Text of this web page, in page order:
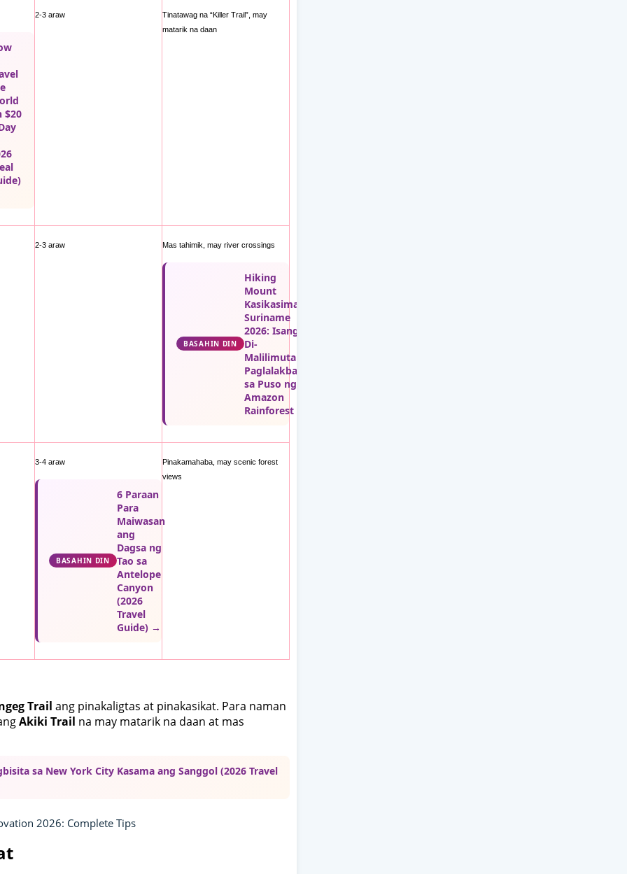
$20
2-3 araw
Tinatawag na “Killer Trail”, may
matarik na daan
2-3 araw Mas tahimik, may river crossings
BASAHIN DIN
Hiking
Mount
Kasikasima
Suriname
2026: Isang
Di-
Malilimutang
Paglalakbay
sa Puso ng
Amazon
Rainforest →
3-4 araw
BASAHIN DIN
6 Paraan
Para
Maiwasan
ang
Dagsa ng
Tao sa
Antelope
Canyon
(2026
Travel
Guide) →
Pinakamahaba, may scenic forest
views
Trail ang pinakaligtas at pinakasikat. Para naman
Akiki Trail na may matarik na daan at mas
sa New York City Kasama ang Sanggol (2026 Travel
2026: Complete Tips